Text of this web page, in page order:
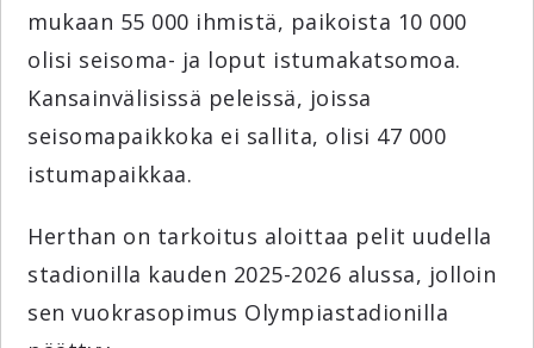
mukaan 55 000 ihmistä, paikoista 10 000
olisi seisoma- ja loput istumakatsomoa.
Kansainvälisissä peleissä, joissa
seisomapaikkoka ei sallita, olisi 47 000
istumapaikkaa.
Herthan on tarkoitus aloittaa pelit uudella
stadionilla kauden 2025-2026 alussa, jolloin
sen vuokrasopimus Olympiastadionilla